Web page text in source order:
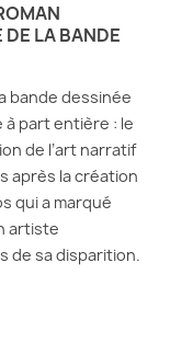
LA BANDE
bande dessinée
part entière : le
de l’art narratif
après la création
qui a marqué
artiste
de sa disparition.